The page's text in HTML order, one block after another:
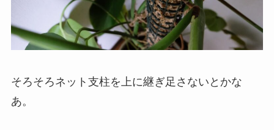
そろそろネット支柱を上に継ぎ足さないとかな
あ。